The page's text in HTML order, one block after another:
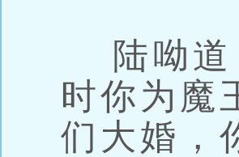
陆呦道
时你为魔
们大婚，